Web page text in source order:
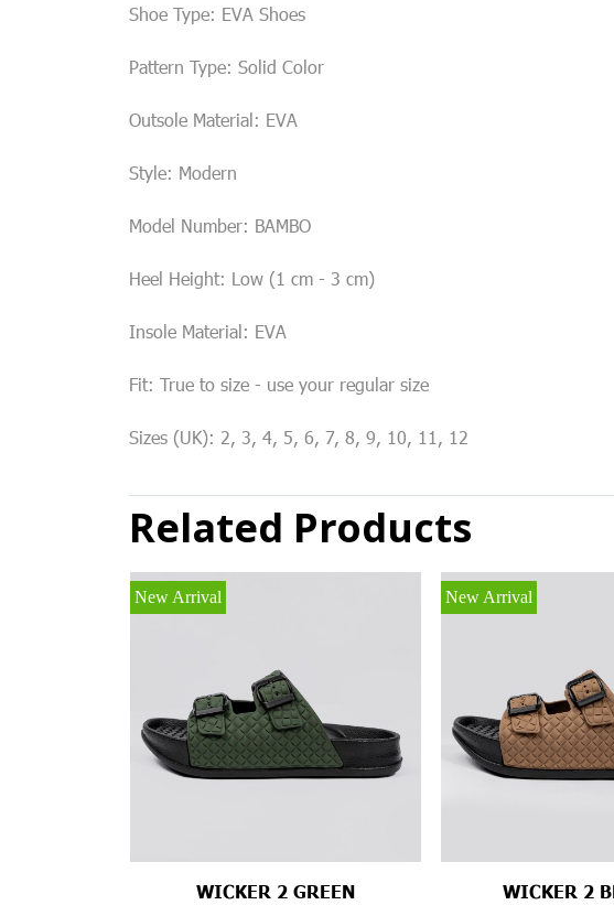
Shoe Type: EVA Shoes
Pattern Type: Solid Color
Outsole Material: EVA
Style: Modern
Model Number: BAMBO
Heel Height: Low (1 cm - 3 cm)
Insole Material: EVA
Fit: True to size - use your regular size
Sizes (UK): 2, 3, 4, 5, 6, 7, 8, 9, 10, 11, 12
Related Products
New Arrival
WICKER 2 GREEN
New Arrival
WICKER 2